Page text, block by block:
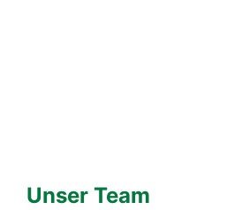
Unser Team